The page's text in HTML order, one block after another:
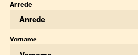
Anrede
Anrede
Vorname